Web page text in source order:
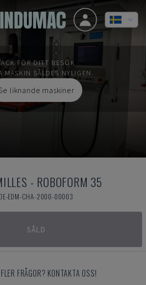
FÖR DITT BESÖK
MASKIN SÅLDES NYLIGEN.
liknande maskiner
- ROBOFORM 35
DE-EDM-CHA-2000-00003
SÅLD
FRÅGOR? KONTAKTA OSS!